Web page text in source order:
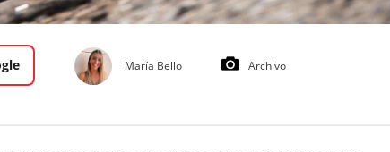
María Bello
Archivo